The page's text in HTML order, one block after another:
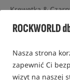
ROCKWORLD
Nasza strona
zapewnić Ci
wizyt na naszej
Krewetka &